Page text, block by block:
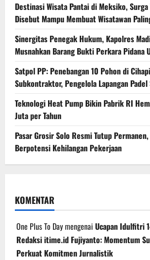
Destinasi Wisata Pantai di Meksiko,
Disebut Mampu Membuat Wisatawan
Sinergitas Penegak Hukum, Kapolres
Musnahkan Barang Bukti Perkara Pidana
Satpol PP: Penebangan 10 Pohon di
Subkontraktor, Pengelola Lapangan Padel
Teknologi Heat Pump Bikin Pabrik RI
Juta per Tahun
Pasar Grosir Solo Resmi Tutup
Berpotensi Kehilangan Pekerjaan
KOMENTAR
One Plus To Daymengenai Ucapan Idulfitri
Redaksi itime.id Fujiyanto: Momentum
Perkuat Komitmen Jurnalistik